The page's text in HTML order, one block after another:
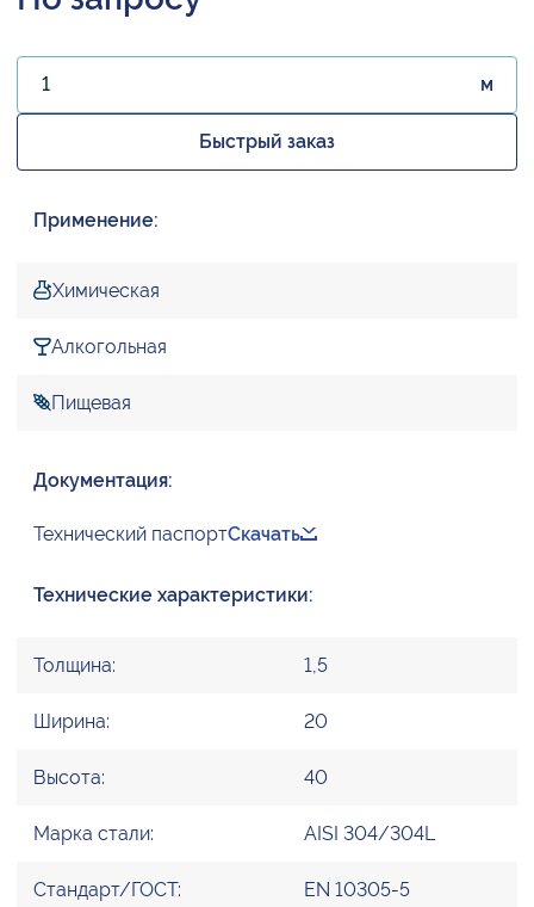
м
Быстрый заказ
Применение:
Химическая
Алкогольная
Пищевая
Документация:
Технический паспортСкачать
Технические характеристики:
Толщина: 1,5
Ширина: 20
Высота: 40
Марка стали: AISI 304/304L
Стандарт/ГОСТ: EN 10305-5